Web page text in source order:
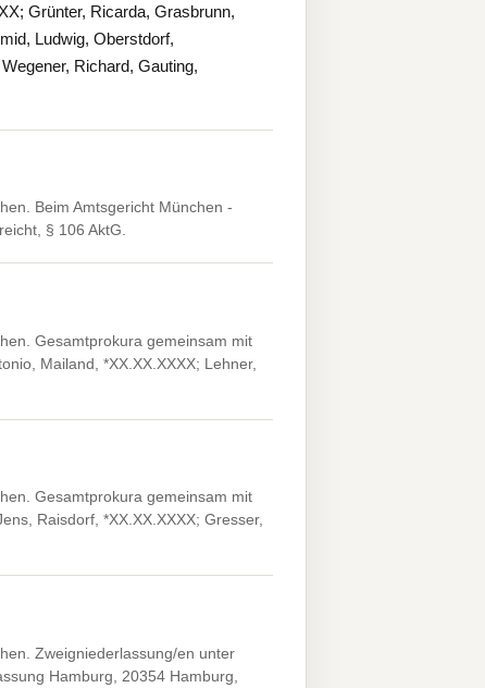
Grünter, Ricarda, Grasbrunn,
Ludwig, Oberstdorf,
Richard, Gauting,
Beim Amtsgericht München -
§ 106 AktG.
Gesamtprokura gemeinsam mit
Mailand, *XX.XX.XXXX; Lehner,
Gesamtprokura gemeinsam mit
Raisdorf, *XX.XX.XXXX; Gresser,
Zweigniederlassung/en unter
Hamburg, 20354 Hamburg,